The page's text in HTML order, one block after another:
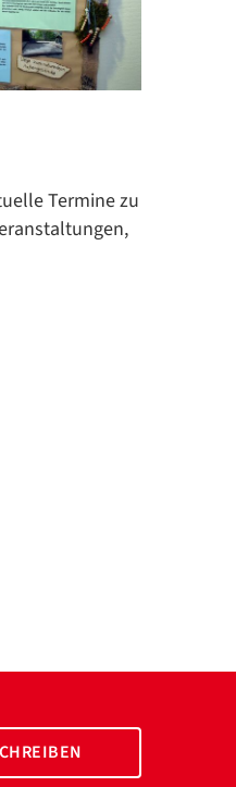
Termine zu